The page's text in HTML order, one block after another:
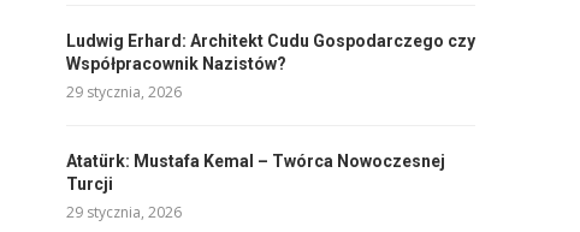
Ludwig Erhard: Architekt Cudu Gospodarczego czy
Współpracownik Nazistów?
29 stycznia, 2026
Atatürk: Mustafa Kemal – Twórca Nowoczesnej
Turcji
29 stycznia, 2026